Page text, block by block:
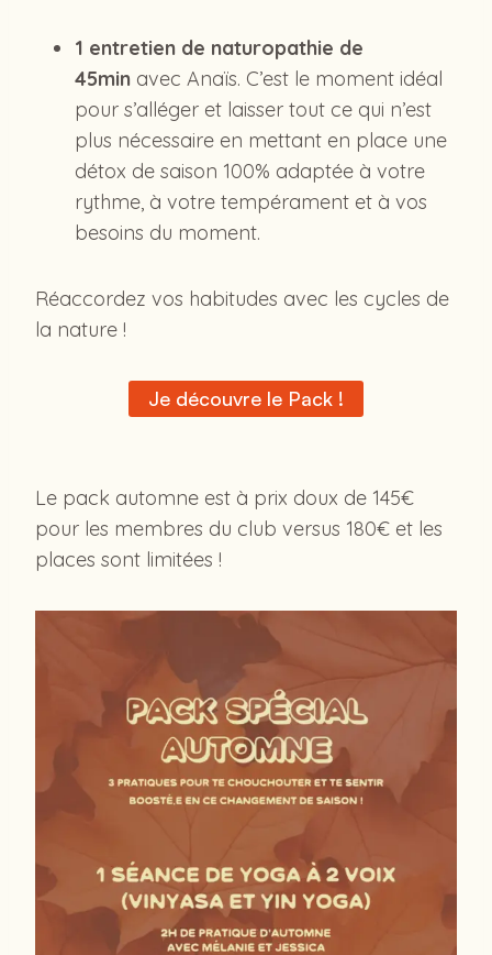
1 entretien de naturopathie de
45min avec Anaïs. C’est le moment idéal
pour s’alléger et laisser tout ce qui n’est
plus nécessaire en mettant en place une
détox de saison 100% adaptée à votre
rythme, à votre tempérament et à vos
besoins du moment.
Réaccordez vos habitudes avec les cycles de
la nature !
Je découvre le Pack !
Le pack automne est à prix doux de 145€
pour les membres du club versus 180€ et les
places sont limitées !